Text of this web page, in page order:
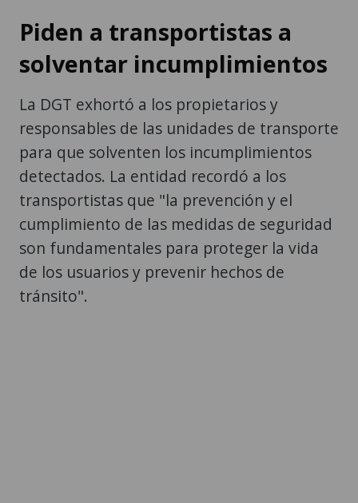
Piden a transportistas a
solventar incumplimientos
La DGT exhortó a los propietarios y
responsables de las unidades de transporte
para que solventen los incumplimientos
detectados. La entidad recordó a los
transportistas que "la prevención y el
cumplimiento de las medidas de seguridad
son fundamentales para proteger la vida
de los usuarios y prevenir hechos de
tránsito".